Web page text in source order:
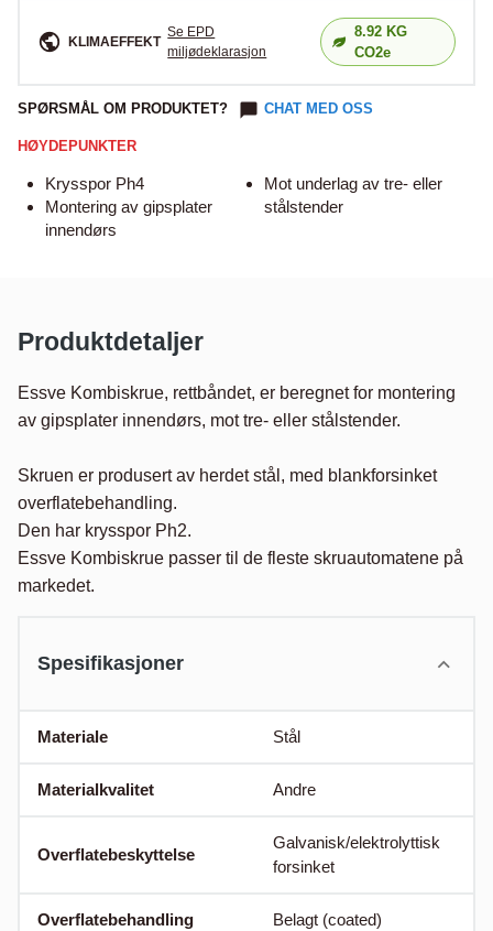
KLIMAEFFEKT
Se EPD
miljødeklarasjon
8.92KG
CO2e
SPØRSMÅL OM PRODUKTET? CHAT MED OSS
HØYDEPUNKTER
Krysspor Ph4
Montering av gipsplater
innendørs
Mot underlag av tre- eller
stålstender
Produktdetaljer
Essve Kombiskrue, rettbåndet, er beregnet for montering
av gipsplater innendørs, mot tre- eller stålstender.
Skruen er produsert av herdet stål, med blankforsinket
overflatebehandling.
Den har krysspor Ph2.
Essve Kombiskrue passer til de fleste skruautomatene på
markedet.
Spesifikasjoner
Materiale Stål
Materialkvalitet Andre
Overflatebeskyttelse
Galvanisk/elektrolyttisk
forsinket
Overflatebehandling Belagt (coated)